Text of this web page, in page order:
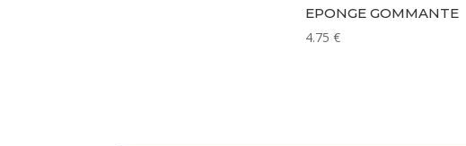
EPONGE GOMMANTE
4.75 €